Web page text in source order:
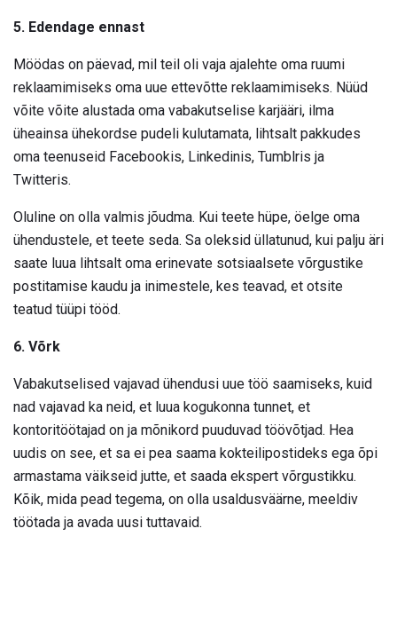
5. Edendage ennast
Möödas on päevad, mil teil oli vaja ajalehte oma ruumi
reklaamimiseks oma uue ettevõtte reklaamimiseks. Nüüd
võite võite alustada oma vabakutselise karjääri, ilma
üheainsa ühekordse pudeli kulutamata, lihtsalt pakkudes
oma teenuseid Facebookis, Linkedinis, Tumblris ja
Twitteris.
Oluline on olla valmis jõudma. Kui teete hüpe, öelge oma
ühendustele, et teete seda. Sa oleksid üllatunud, kui palju äri
saate luua lihtsalt oma erinevate sotsiaalsete võrgustike
postitamise kaudu ja inimestele, kes teavad, et otsite
teatud tüüpi tööd.
6. Võrk
Vabakutselised vajavad ühendusi uue töö saamiseks, kuid
nad vajavad ka neid, et luua kogukonna tunnet, et
kontoritöötajad on ja mõnikord puuduvad töövõtjad. Hea
uudis on see, et sa ei pea saama kokteilipostideks ega õpi
armastama väikseid jutte, et saada ekspert võrgustikku.
Kõik, mida pead tegema, on olla usaldusväärne, meeldiv
töötada ja avada uusi tuttavaid.